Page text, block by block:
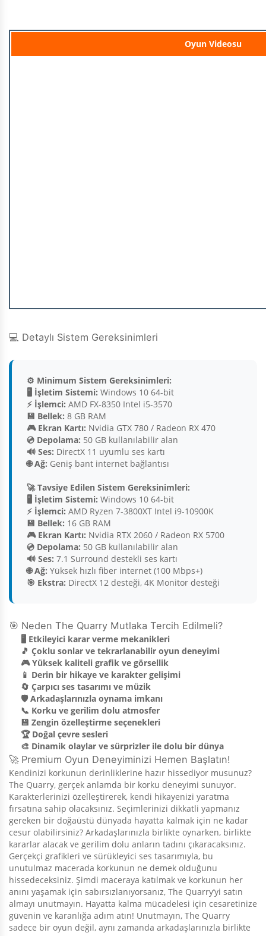
Oyun Videosu
💻 Detaylı Sistem Gereksinimleri
⚙️ Minimum Sistem Gereksinimleri:
🖥️ İşletim Sistemi: Windows 10 64-bit
⚡ İşlemci: AMD FX-8350 Intel i5-3570
💾 Bellek: 8 GB RAM
🎮 Ekran Kartı: Nvidia GTX 780 / Radeon RX 470
💿 Depolama: 50 GB kullanılabilir alan
🔊 Ses: DirectX 11 uyumlu ses kartı
🌐 Ağ: Geniş bant internet bağlantısı
🚀 Tavsiye Edilen Sistem Gereksinimleri:
🖥️ İşletim Sistemi: Windows 10 64-bit
⚡ İşlemci: AMD Ryzen 7-3800XT Intel i9-10900K
💾 Bellek: 16 GB RAM
🎮 Ekran Kartı: Nvidia RTX 2060 / Radeon RX 5700
💿 Depolama: 50 GB kullanılabilir alan
🔊 Ses: 7.1 Surround destekli ses kartı
🌐 Ağ: Yüksek hızlı fiber internet (100 Mbps+)
🎯 Ekstra: DirectX 12 desteği, 4K Monitor desteği
🎯 Neden The Quarry Mutlaka Tercih Edilmeli?
🖥️ Etkileyici karar verme mekanikleri
🎵 Çoklu sonlar ve tekrarlanabilir oyun deneyimi
🎮 Yüksek kaliteli grafik ve görsellik
📱 Derin bir hikaye ve karakter gelişimi
🔄 Çarpıcı ses tasarımı ve müzik
🛡️ Arkadaşlarınızla oynama imkanı
📞 Korku ve gerilim dolu atmosfer
💾 Zengin özelleştirme seçenekleri
🏆 Doğal çevre sesleri
🎨 Dinamik olaylar ve sürprizler ile dolu bir dünya
🚀 Premium Oyun Deneyiminizi Hemen Başlatın!
Kendinizi korkunun derinliklerine hazır hissediyor musunuz?
The Quarry, gerçek anlamda bir korku deneyimi sunuyor.
Karakterlerinizi özelleştirerek, kendi hikayenizi yaratma
fırsatına sahip olacaksınız. Seçimlerinizi dikkatli yapmanız
gereken bir doğaüstü dünyada hayatta kalmak için ne kadar
cesur olabilirsiniz? Arkadaşlarınızla birlikte oynarken, birlikte
kararlar alacak ve gerilim dolu anların tadını çıkaracaksınız.
Gerçekçi grafikleri ve sürükleyici ses tasarımıyla, bu
unutulmaz macerada korkunun ne demek olduğunu
hissedeceksiniz. Şimdi maceraya katılmak ve korkunun her
anını yaşamak için sabırsızlanıyorsanız, The Quarry’yi satın
almayı unutmayın. Hayatta kalma mücadelesi için cesaretinize
güvenin ve karanlığa adım atın! Unutmayın, The Quarry
sadece bir oyun değil, aynı zamanda arkadaşlarınızla birlikte